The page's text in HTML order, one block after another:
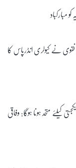
مبارکباد
نے کیولری انڈرپاس کا
کیلئے متحد ہونا ہوگا: وفاقی